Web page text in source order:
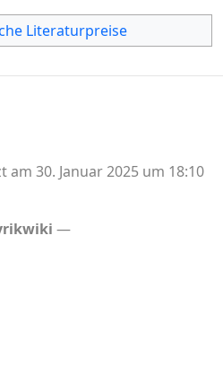
Literaturpreise
am 30. Januar 2025 um 18:10